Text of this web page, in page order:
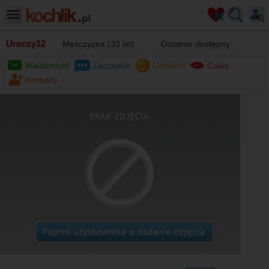
Uroczy12 Mężczyzna (33 lat) Ostatnio dostępny
Wiadomość Zaczepka Uśmiech
Całus
Kontakty